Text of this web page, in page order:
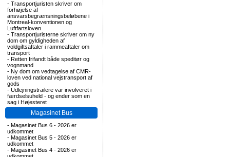
- Transportjuristen skriver om
forhøjelse af
ansvarsbegrænsningsbeløbene i
Montreal-konventionen og
Luftfartsloven
- Transportjuristerne skriver om ny
dom om gyldigheden af
voldgiftsaftaler i rammeaftaler om
transport
- Retten frifandt både speditør og
vognmand
- Ny dom om vedtagelse af CMR-
loven ved national vejstransport af
gods
- Udlejningstrailere var involveret i
færdselsuheld - og ender som en
sag i Højesteret
Magasinet Bus
- Magasinet Bus 6 - 2026 er
udkommet
- Magasinet Bus 5 - 2026 er
udkommet
- Magasinet Bus 4 - 2026 er